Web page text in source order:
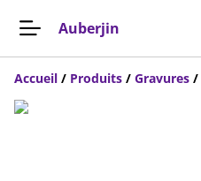
Auberjin
Accueil / Produits / Gravures /